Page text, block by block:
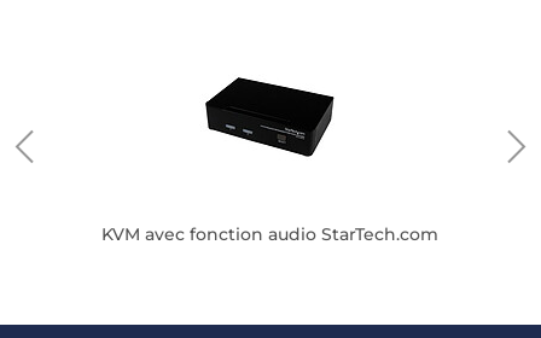
KVM avec fonction audio StarTech.com